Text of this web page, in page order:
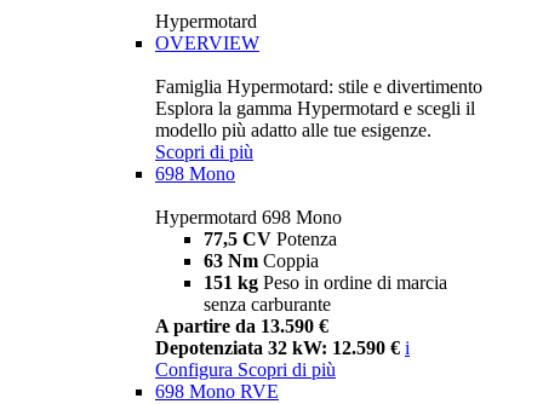
Hypermotard
OVERVIEW
Famiglia Hypermotard: stile e divertimento
Esplora la gamma Hypermotard e scegli il
modello più adatto alle tue esigenze.
Scopri di più
698 Mono
Hypermotard 698 Mono
77,5 CV Potenza
63 Nm Coppia
151 kg Peso in ordine di marcia
senza carburante
A partire da 13.590 €
Depotenziata 32 kW: 12.590 € i
Configura Scopri di più
698 Mono RVE